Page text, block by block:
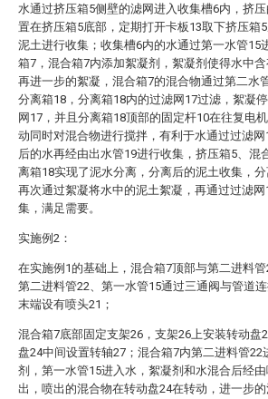
水通过挤压箱5侧壁的滤网进入收集槽6内，挤
置在挤压箱5底部，定期打开卡板13取下挤压箱
泥土进行收集；收集槽6内的水通过第一水管15
箱7，混合箱7内添加絮凝剂，絮凝剂使得水中
再进一步的絮凝，混合箱7的混合物通过第二水
分离箱18，分离箱18内的过滤网17过滤，絮凝
网17，并且分离箱18顶部的固定杆10在往复电
动同时对混合物进行搅拌，有利于水通过过滤网
后的水再经由出水管19进行收集，挤压箱5、混
离箱18实现了泥水分离，分离后的泥土收集，
再次通过絮凝将水中的泥土絮凝，再通过过滤网
集，满足需要。
实施例2：
在实施例1的基础上，混合箱7顶部与第二进料管
第二进料管22、第一水管15通过三通阀与管道
末端设有喷头21；
混合箱7底部固定支架26，支架26上安装转动盘
盘24中间设置转轴27；混合箱7内第二进料管22
剂，第一水管15进入水，絮凝剂和水混合后经
出，喷出的混合物在转动盘24在转动，进一步